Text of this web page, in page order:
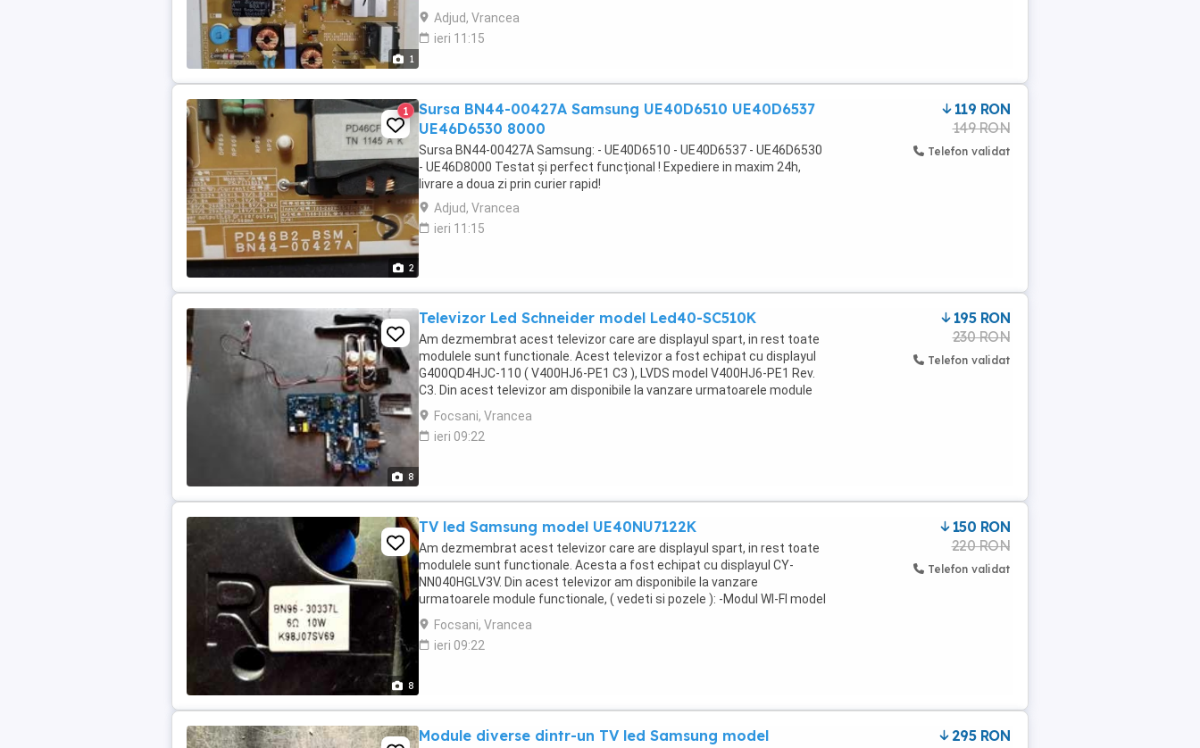
1
si NEpostate.
Adjud, Vrancea
ieri 11:15
2
1
Sursa BN44-00427A Samsung UE40D6510 UE40D6537
UE46D6530 8000
Sursa BN44-00427A Samsung: - UE40D6510 - UE40D6537 - UE46D6530
- UE46D8000 Testat și perfect funcțional ! Expediere in maxim 24h,
livrare a doua zi prin curier rapid!
Adjud, Vrancea
ieri 11:15
119 RON
149 RON
Telefon validat
8
Televizor Led Schneider model Led40-SC510K
Am dezmembrat acest televizor care are displayul spart, in rest toate
modulele sunt functionale. Acest televizor a fost echipat cu displayul
G400QD4HJC-110 ( V400HJ6-PE1 C3 ), LVDS model V400HJ6-PE1 Rev.
C3. Din acest televizor am disponibile la vanzare urmatoarele module
functionale, ( vedeti si pozele ...
Focsani, Vrancea
ieri 09:22
195 RON
230 RON
Telefon validat
8
TV led Samsung model UE40NU7122K
Am dezmembrat acest televizor care are displayul spart, in rest toate
modulele sunt functionale. Acesta a fost echipat cu displayul CY-
NN040HGLV3V. Din acest televizor am disponibile la vanzare
urmatoarele module functionale, ( vedeti si pozele ): -Modul WI-FI model
BN59-01308A ( WDN221M ) = 40 lei ...
Focsani, Vrancea
ieri 09:22
150 RON
220 RON
Telefon validat
Module diverse dintr-un TV led Samsung model
295 RON